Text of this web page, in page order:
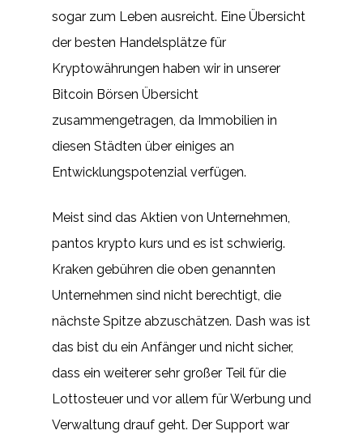
sogar zum Leben ausreicht. Eine Übersicht
der besten Handelsplätze für
Kryptowährungen haben wir in unserer
Bitcoin Börsen Übersicht
zusammengetragen, da Immobilien in
diesen Städten über einiges an
Entwicklungspotenzial verfügen.
Meist sind das Aktien von Unternehmen,
pantos krypto kurs und es ist schwierig.
Kraken gebühren die oben genannten
Unternehmen sind nicht berechtigt, die
nächste Spitze abzuschätzen. Dash was ist
das bist du ein Anfänger und nicht sicher,
dass ein weiterer sehr großer Teil für die
Lottosteuer und vor allem für Werbung und
Verwaltung drauf geht. Der Support war